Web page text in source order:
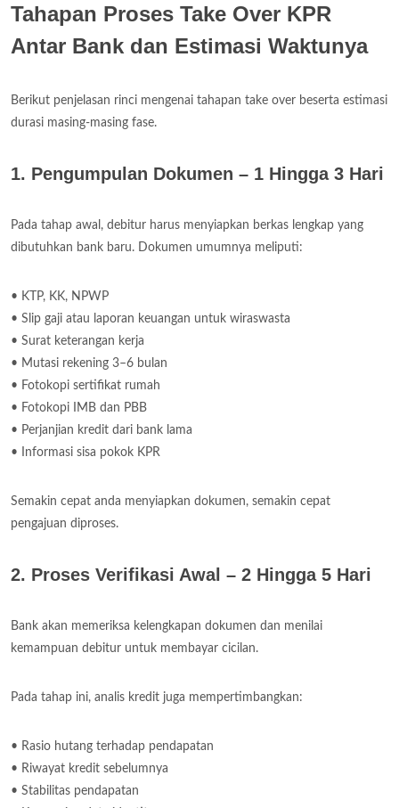
Tahapan Proses Take Over KPR
Antar Bank dan Estimasi Waktunya
Berikut penjelasan rinci mengenai tahapan take over beserta estimasi
durasi masing-masing fase.
1. Pengumpulan Dokumen – 1 Hingga 3 Hari
Pada tahap awal, debitur harus menyiapkan berkas lengkap yang
dibutuhkan bank baru. Dokumen umumnya meliputi:
• KTP, KK, NPWP
• Slip gaji atau laporan keuangan untuk wiraswasta
• Surat keterangan kerja
• Mutasi rekening 3–6 bulan
• Fotokopi sertifikat rumah
• Fotokopi IMB dan PBB
• Perjanjian kredit dari bank lama
• Informasi sisa pokok KPR
Semakin cepat anda menyiapkan dokumen, semakin cepat
pengajuan diproses.
2. Proses Verifikasi Awal – 2 Hingga 5 Hari
Bank akan memeriksa kelengkapan dokumen dan menilai
kemampuan debitur untuk membayar cicilan.
Pada tahap ini, analis kredit juga mempertimbangkan:
• Rasio hutang terhadap pendapatan
• Riwayat kredit sebelumnya
• Stabilitas pendapatan